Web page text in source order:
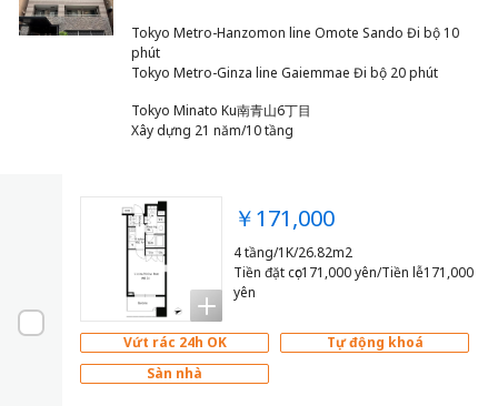
Tokyo Metro-Hanzomon line Omote Sando Đi bộ 10
phút
Tokyo Minato Ku南青山6丁目
Xây dựng 21 năm/10 tầng
￥171,000
4 tầng/1K/26.82m2
Tiền đặt cọc171,000 yên/Tiền lễ171,000
yên
Vứt rác 24h OK
Tự động khoá
Sàn nhà